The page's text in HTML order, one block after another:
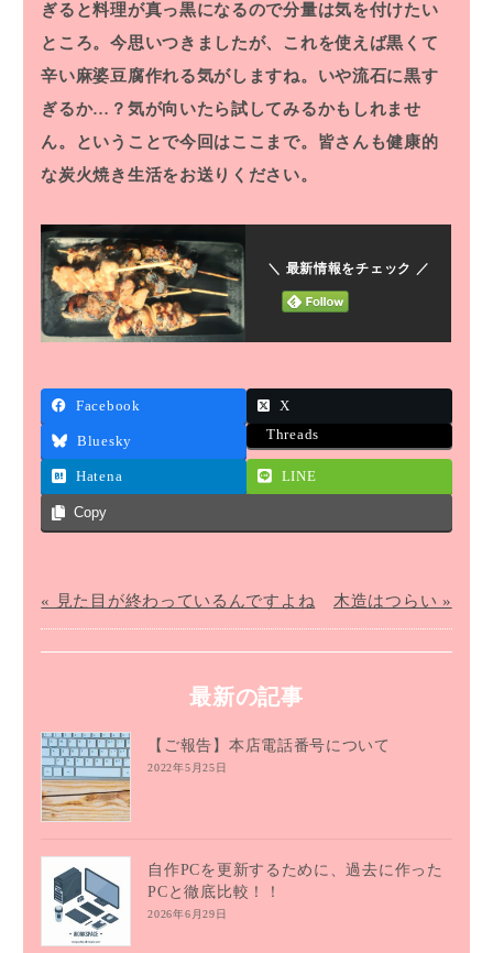
ぎると料理が真っ黒になるので分量は気を付けたい
ところ。今思いつきましたが、これを使えば黒くて
辛い麻婆豆腐作れる気がしますね。いや流石に黒す
ぎるか…？気が向いたら試してみるかもしれませ
ん。ということで今回はここまで。皆さんも健康的
な炭火焼き生活をお送りください。
＼ 最新情報をチェック ／
Facebook X
Bluesky Threads
Hatena LINE
Copy
« 見た目が終わっているんですよね 木造はつらい »
最新の記事
【ご報告】本店電話番号について
2022年5月25日
自作PCを更新するために、過去に作った
PCと徹底比較！！
2026年6月29日